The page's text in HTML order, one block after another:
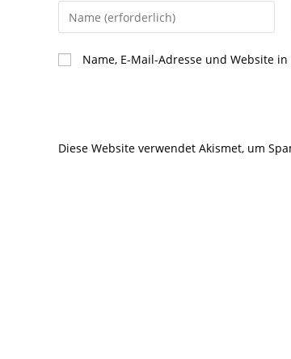
Gib
deinen
Namen
oder
ein
Name, E-Mail-Adresse und Website
Diese Website verwendet Akismet, um